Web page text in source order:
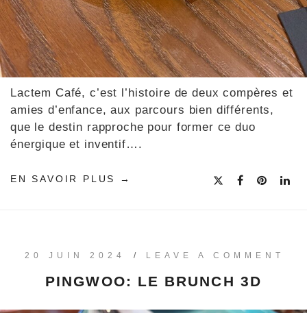
Lactem Café, c’est l’histoire de deux compères et
amies d’enfance, aux parcours bien différents,
que le destin rapproche pour former ce duo
énergique et inventif….
EN SAVOIR PLUS
20 JUIN 2024 / LEAVE A COMMENT
PINGWOO: LE BRUNCH 3D